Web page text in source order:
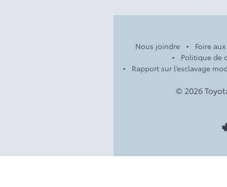
Nous joindre
Foire
Politique de
Rapport sur l’esclavage
© 2026